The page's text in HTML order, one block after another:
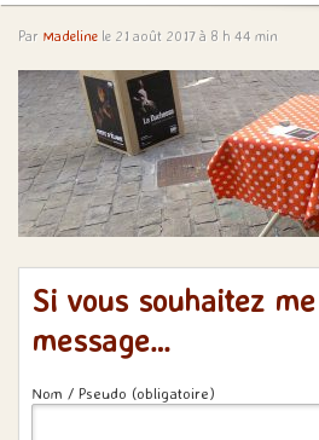
Par Madeline le 21 août 2017 à 8 h 44 min
Si vous souhaitez
message…
Nom / Pseudo (obligatoire)